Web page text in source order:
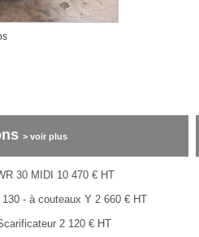
> voir plus
30 MIDI 10 470 € HT
130 - à couteaux Y 2 660 € HT
2 120 € HT